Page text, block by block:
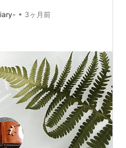
じて、【今ここ】を大
• 3ヶ月前